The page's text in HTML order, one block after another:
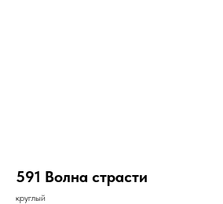
591 Волна страсти
круглый